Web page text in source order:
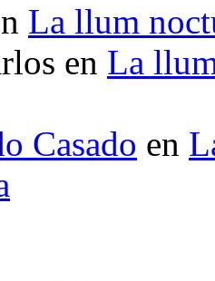
La llum
en La
Casado en